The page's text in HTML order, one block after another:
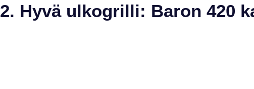
2. Hyvä ulkogrilli: Baron 420